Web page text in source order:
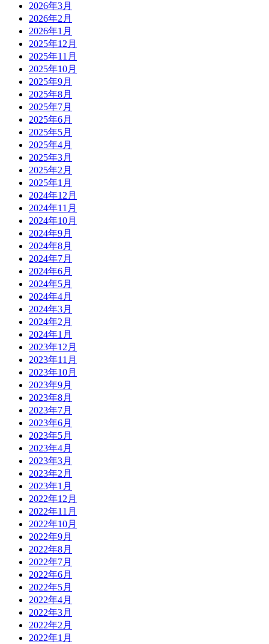
2026年3月
2026年2月
2026年1月
2025年12月
2025年11月
2025年10月
2025年9月
2025年8月
2025年7月
2025年6月
2025年5月
2025年4月
2025年3月
2025年2月
2025年1月
2024年12月
2024年11月
2024年10月
2024年9月
2024年8月
2024年7月
2024年6月
2024年5月
2024年4月
2024年3月
2024年2月
2024年1月
2023年12月
2023年11月
2023年10月
2023年9月
2023年8月
2023年7月
2023年6月
2023年5月
2023年4月
2023年3月
2023年2月
2023年1月
2022年12月
2022年11月
2022年10月
2022年9月
2022年8月
2022年7月
2022年6月
2022年5月
2022年4月
2022年3月
2022年2月
2022年1月